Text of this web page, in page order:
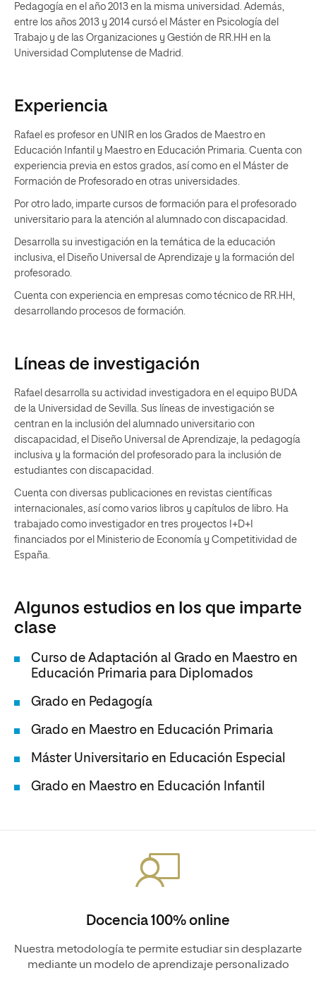
Pedagogía en el año 2013 en la misma universidad. Además,
entre los años 2013 y 2014 cursó el Máster en Psicología del
Trabajo y de las Organizaciones y Gestión de RR.HH en la
Universidad Complutense de Madrid.
Experiencia
Rafael es profesor en UNIR en los Grados de Maestro en
Educación Infantil y Maestro en Educación Primaria. Cuenta con
experiencia previa en estos grados, así como en el Máster de
Formación de Profesorado en otras universidades.
Por otro lado, imparte cursos de formación para el profesorado
universitario para la atención al alumnado con discapacidad.
Desarrolla su investigación en la temática de la educación
inclusiva, el Diseño Universal de Aprendizaje y la formación del
profesorado.
Cuenta con experiencia en empresas como técnico de RR.HH,
desarrollando procesos de formación.
Líneas de investigación
Rafael desarrolla su actividad investigadora en el equipo BUDA
de la Universidad de Sevilla. Sus líneas de investigación se
centran en la inclusión del alumnado universitario con
discapacidad, el Diseño Universal de Aprendizaje, la pedagogía
inclusiva y la formación del profesorado para la inclusión de
estudiantes con discapacidad.
Cuenta con diversas publicaciones en revistas científicas
internacionales, así como varios libros y capítulos de libro. Ha
trabajado como investigador en tres proyectos I+D+I
financiados por el Ministerio de Economía y Competitividad de
España.
Algunos estudios en los que imparte
clase
Curso de Adaptación al Grado en Maestro en
Educación Primaria para Diplomados
Grado en Pedagogía
Grado en Maestro en Educación Primaria
Máster Universitario en Educación Especial
Grado en Maestro en Educación Infantil
Docencia 100% online
Nuestra metodología te permite estudiar sin desplazarte
mediante un modelo de aprendizaje personalizado